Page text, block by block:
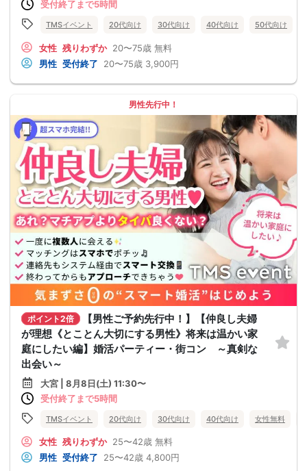
受付終了まで5時間
TMSイベント 20代向け 30代向け 40代向け 50代向け
女性 残りわずか 20〜75歳 無料
男性 受付終了 20〜75歳 3,900円
男性先行中！
ポイント2倍
【男性ご予約先行中！】【仲良し夫婦
が理想《とことん大切にする男性》将来は温かい家
庭にしたい編】婚活パーティー・街コン ～真剣な
出会い～
大宮 | 8月8日(土) 11:30〜
受付終了まで5時間
TMSイベント 20代向け 30代向け 40代向け 女性無料
女性 残りわずか 25〜42歳 無料
男性 受付終了 25〜42歳 4,800円